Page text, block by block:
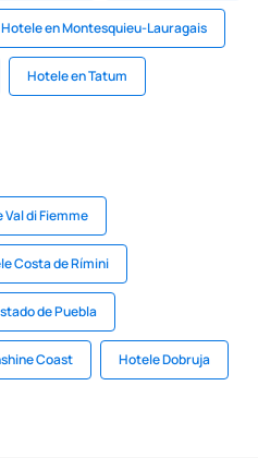
Hotele en Montesquieu-Lauragais
Hotele en Tatum
Val di Fiemme
Costa de Rímini
de Puebla
Coast Hotele Dobruja